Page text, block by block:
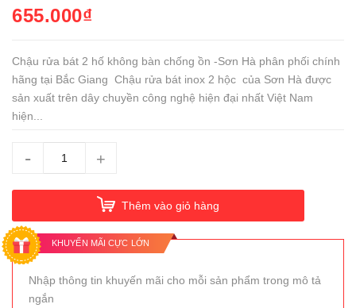
655.000₫
Chậu rửa bát 2 hố không bàn chống ồn -Sơn Hà phân phối chính
hãng tại Bắc Giang Chậu rửa bát inox 2 hộc của Sơn Hà được
sản xuất trên dây chuyền công nghệ hiện đại nhất Việt Nam
hiện...
- +
Thêm vào giỏ hàng
KHUYẾN MÃI CỰC LỚN
Nhập thông tin khuyến mãi cho mỗi sản phẩm trong mô tả
ngắn